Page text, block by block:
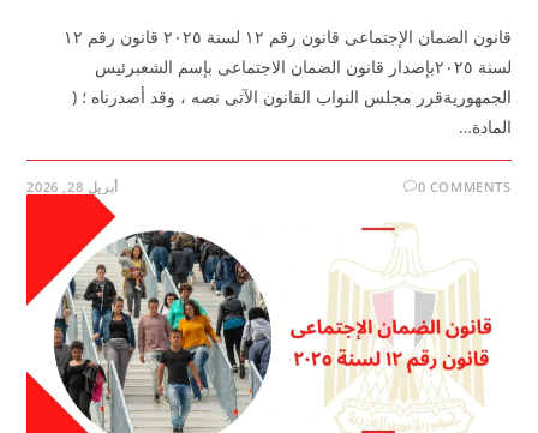
قانون الضمان الإجتماعى قانون رقم ١٢ لسنة ٢٠٢٥ قانون رقم ١٢
لسنة ٢٠٢٥بإصدار قانون الضمان الاجتماعى بإسم الشعبرئيس
الجمهوريةقرر مجلس النواب القانون الآتى نصه ، وقد أصدرناه ؛ (
المادة…
0 COMMENTS أبريل 28, 2026